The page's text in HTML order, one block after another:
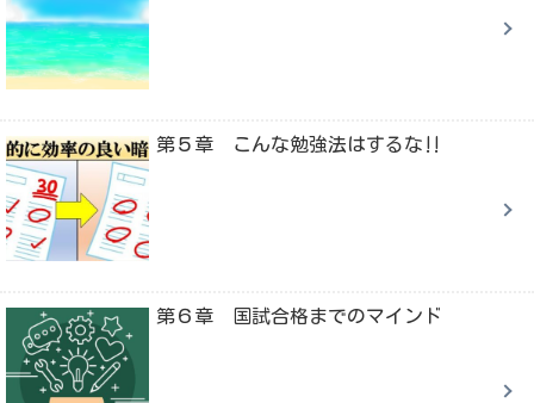
第５章 こんな勉強法はするな‼
第６章 国試合格までのマインド